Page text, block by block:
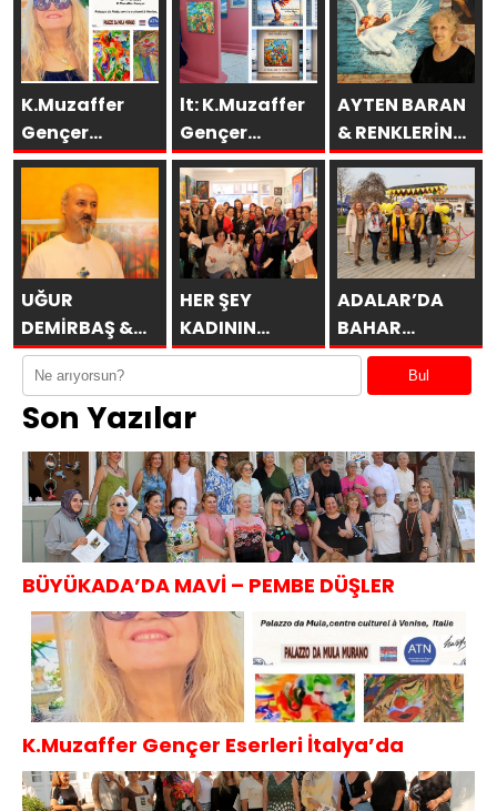
K.Muzaffer
Gençer
Eserleri
İtalya’da
lt: K.Muzaffer
Gençer
Esenboğa TAV
Galeri’de
SAKÜDER İle
AYTEN BARAN
& RENKLERİN
DİLİ
UĞUR
DEMİRBAŞ &
ÖBÜRKÜLER
HER ŞEY
KADININ
ESERİDİR
ADALAR’DA
BAHAR
MİMOZALARLA
Bul
Son Yazılar
BÜYÜKADA’DA MAVİ – PEMBE DÜŞLER
K.Muzaffer Gençer Eserleri İtalya’da